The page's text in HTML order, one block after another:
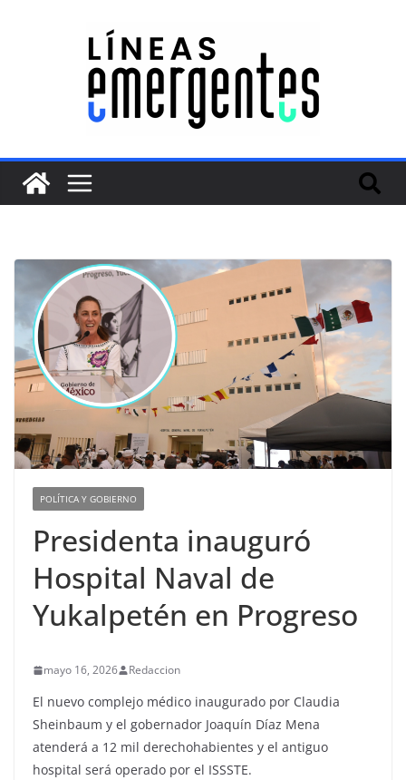
POLÍTICA Y GOBIERNO
Presidenta inauguró
Hospital Naval de
Yukalpetén en Progreso
mayo 16, 2026 Redaccion
El nuevo complejo médico inaugurado por Claudia
Sheinbaum y el gobernador Joaquín Díaz Mena
atenderá a 12 mil derechohabientes y el antiguo
hospital será operado por el ISSSTE.